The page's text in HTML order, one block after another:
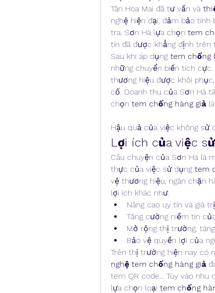
Tân Hoa Mai đã tư vấn và
nghệ hiện đại, đảm bảo
tra. Sơn Hà lựa chọn tem
tín đã được khẳng định trên
Sau khi áp dụng tem chống
những chuyển biến tích cực.
thương hiệu được khôi
cố. Doanh thu của Sơn Hà
chọn tem chống hàng giả
Hậu quả của việc không sử
Lợi ích của việc
Câu chuyện của Sơn Hà là
thực của việc sử dụng tem
vệ thương hiệu, ngăn chặn
lợi ích khác như:
Nâng cao uy tín và giá
Tăng cường niềm tin
Mở rộng thị trường,
Bảo vệ quyền lợi của
Trên thị trường hiện nay có
nghệ tem chống hàng giả
tem QR code... Tùy vào
lựa chọn loại tem chống